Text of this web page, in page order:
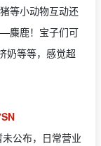
等小动物互动还
麋鹿！宝子们可
奶等等，感觉超
公布，日常营业